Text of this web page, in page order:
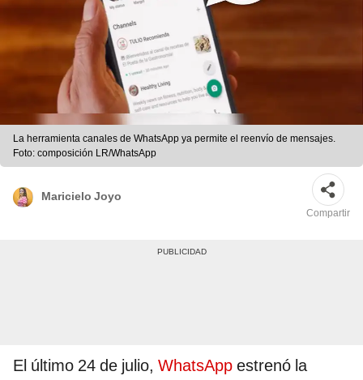
La herramienta canales de WhatsApp ya permite el reenvío de mensajes.
Foto: composición LR/WhatsApp
Maricielo Joyo
Compartir
El último 24 de julio, WhatsApp estrenó la